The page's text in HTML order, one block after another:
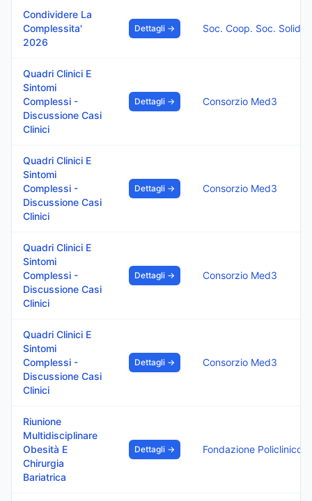
Condividere La
Complessita'
2026
Dettagli → Soc. Coop. Soc.
Quadri Clinici E
Sintomi
Complessi -
Discussione Casi
Clinici
Dettagli → Consorzio Med3
Quadri Clinici E
Sintomi
Complessi -
Discussione Casi
Clinici
Dettagli → Consorzio Med3
Quadri Clinici E
Sintomi
Complessi -
Discussione Casi
Clinici
Dettagli → Consorzio Med3
Quadri Clinici E
Sintomi
Complessi -
Discussione Casi
Clinici
Dettagli → Consorzio Med3
Riunione
Multidisciplinare
Obesità E
Chirurgia
Bariatrica
Dettagli →